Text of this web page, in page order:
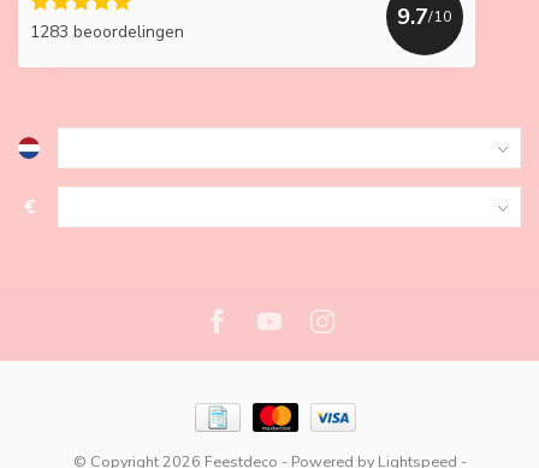
1283 beoordelingen
9.7/10
€
© Copyright 2026 Feestdeco - Powered by Lightspeed -